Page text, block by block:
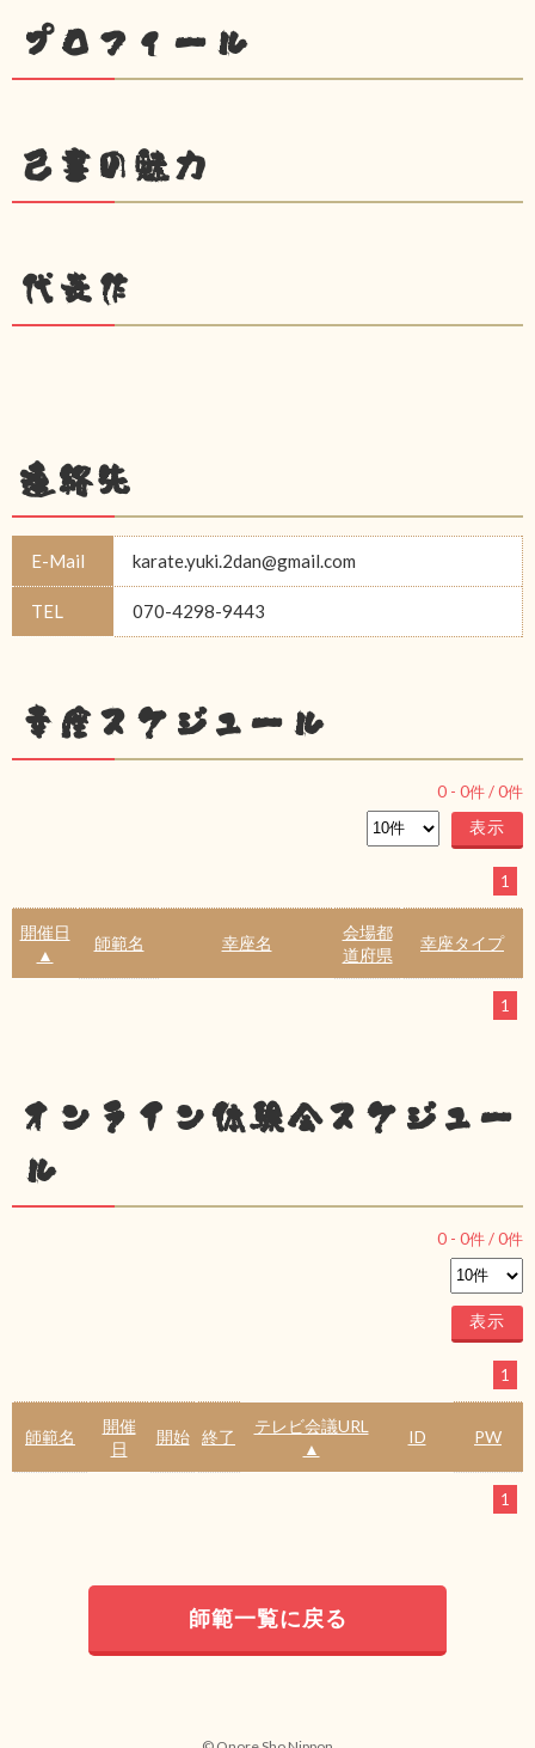
プロフィール
己書の魅力
代表作
連絡先
E-Mail karate.yuki.2dan@gmail.com
TEL 070-4298-9443
幸座スケジュール
0 - 0件 /0件
1
開催日
▲
師範名 幸座名
会場都
道府県
幸座タイプ
1
オンライン体験会スケジュー
ル
0 - 0件 /0件
1
師範名
開催
日
開始 終了
テレビ会議URL
▲
ID PW
1
師範一覧に戻る